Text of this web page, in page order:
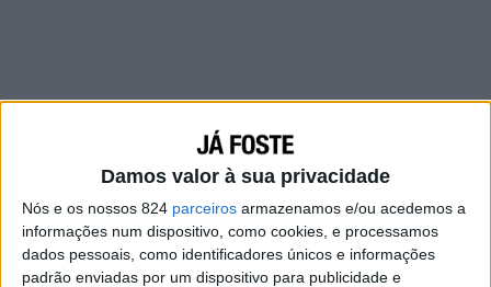
Damos valor à sua privacidade
Nós e os nossos 824 parceiros armazenamos e/ou acedemos a
informações num dispositivo, como cookies, e processamos
dados pessoais, como identificadores únicos e informações
padrão enviadas por um dispositivo para publicidade e